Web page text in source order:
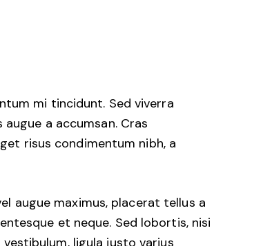
mi tincidunt. Sed viverra
a accumsan. Cras
risus condimentum nibh, a
augue maximus, placerat tellus a
et neque. Sed lobortis, nisi